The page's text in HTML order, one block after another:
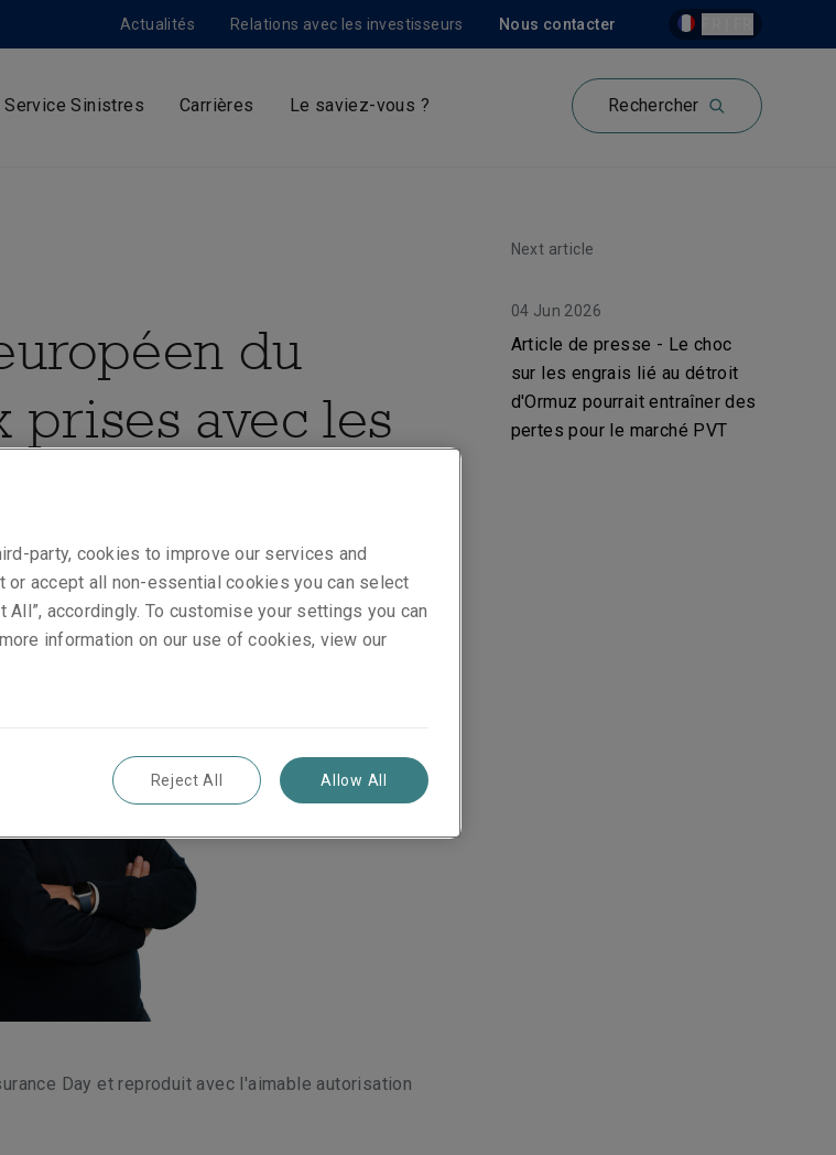
Nous contacter
Actualités Relations avec les investisseurs
Service Sinistres Carrières Le saviez-vous ? Rechercher
du
prises avec les
et
Day et reproduit avec l'aimable autorisation
Next article
04 Jun 2026
Article de presse - Le choc
sur les engrais lié au détroit
d'Ormuz pourrait entraîner des
pertes pour le marché PVT
party, cookies to improve our services and
or accept all non-essential cookies you can select
All”, accordingly. To customise your settings you can
information on our use of cookies, view our
Reject All Allow All